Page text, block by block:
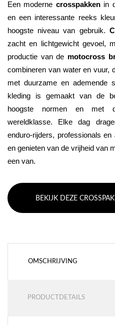
Een moderne crosspakken in
en een interessante reeks
hoogste niveau van gebruik.
zacht en lichtgewicht gevoel,
productie van de motocross
combineren van water en vuur,
met duurzame en ademende
kleding is gemaakt van de
hoogste normen en met
wereldklasse. Elke dag
enduro-rijders, professionals en
en genieten van de vrijheid van
een van.
BEKIJK DEZE
OMSCHRIJVING
PRODUCTDETAILS